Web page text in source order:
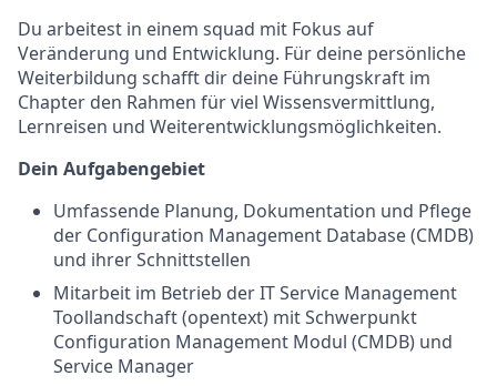
Du arbeitest in einem squad mit Fokus auf
Veränderung und Entwicklung. Für deine persönliche
Weiterbildung schafft dir deine Führungskraft im
Chapter den Rahmen für viel Wissensvermittlung,
Lernreisen und Weiterentwicklungsmöglichkeiten.
Dein Aufgabengebiet
Umfassende Planung, Dokumentation und Pflege
der Configuration Management Database (CMDB)
und ihrer Schnittstellen
Mitarbeit im Betrieb der IT Service Management
Toollandschaft (opentext) mit Schwerpunkt
Configuration Management Modul (CMDB) und
Service Manager